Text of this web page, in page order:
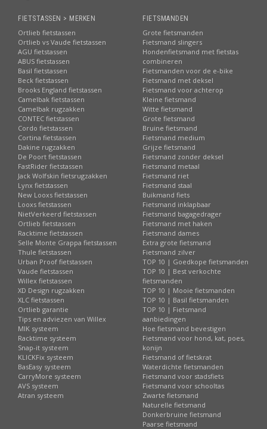
FIETSTASSEN > MERKEN
Ortlieb fietstassen
Ortlieb vs Vaude fietstassen
AGU fietstassen
ABUS fietstassen
Basil fietstassen
Beck fietstassen
Brooks England fietstassen
Camelbak fietstassen
Camelbak rugzakken
CONTEC fietstassen
Cordo fietstassen
Cortina fietstassen
Dakine rugzakken
De Poort fietstassen
FastRider fietstassen
Jack Wolfskin fietsrugzakken
Lynx fietstassen
New Looxs fietstassen
Looxs fietstassen
NietVerkeerd fietstassen
Ortlieb fietstassen
Racktime fietstassen
Selle Monte Grappa fietstassen
Thule fietstassen
Urban Proof fietstassen
Vaude fietstassen
Willex fietstassen
XD Design rugzakken
XLC fietstassen
Ortlieb garantie
Tips en adviezen van Willex
MIK systeem
Racktime systeem
Snap-it systeem
KLICKFix systeem
BasEasy systeem
CarryMore systeem
AVS systeem
Atran systeem
FIETSMANDEN
Grote fietsmanden
Fietsmand slingers
Hondenfietsmand met fietstas
combineren
Fietsmanden voor de e-bike
Fietsmand met deksel
Fietsmand voor achterop
Kleine fietsmand
Witte fietsmand
Grote fietsmand
Bruine fietsmand
Fietsmand medium
Grijze fietsmand
Fietsmand zonder deksel
Fietsmand metaal
Fietsmand riet
Fietsmand staal
Buikmand fiets
Fietsmand inklapbaar
Fietsmand bagagedrager
Fietsmand met haken
Fietsmand dames
Extra grote fietsmand
Fietsmand zilver
TOP 10 | Goedkope fietsmanden
TOP 10 | Best verkochte
fietsmanden
TOP 10 | Mooie fietsmanden
TOP 10 | Basil fietsmanden
TOP 10 | Fietsmand
aanbiedingen
Hoe fietsmand bevestigen
Fietsmand voor hond, kat, poes,
konijn
Fietsmand of fietskrat
Waterdichte fietsmanden
Fietsmand voor stadsfiets
Fietsmand voor schooltas
Zwarte fietsmand
Naturelle fietsmand
Donkerbruine fietsmand
Paarse fietsmand